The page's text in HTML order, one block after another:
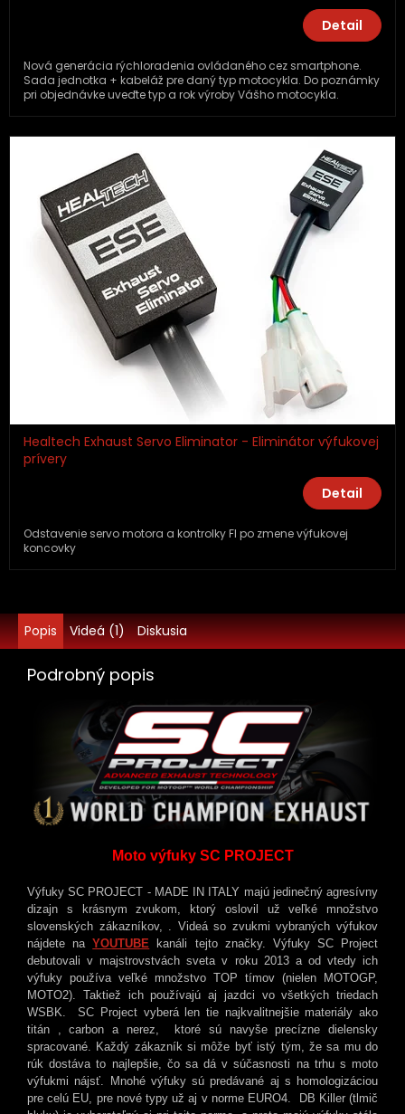
Detail
Nová generácia rýchloradenia ovládaného cez smartphone.
Sada jednotka + kabeláž pre daný typ motocykla. Do poznámky
pri objednávke uveďte typ a rok výroby Vášho motocykla.
Healtech Exhaust Servo Eliminator - Eliminátor výfukovej
prívery
Detail
Odstavenie servo motora a kontrolky FI po zmene výfukovej
koncovky
Popis Videá (1) Diskusia
Podrobný popis
Moto výfuky SC PROJECT
Výfuky SC PROJECT - MADE IN ITALY majú jedinečný agresívny
dizajn s krásnym zvukom, ktorý oslovil už veľké množstvo
slovenských zákazníkov, . Videá so zvukmi vybraných výfukov
nájdete naYOUTUBE kanáli tejto značky. Výfuky SC Project
debutovali v majstrovstvách sveta v roku 2013 a od vtedy ich
výfuky používa veľké množstvo TOP tímov (nielen MOTOGP,
MOTO2). Taktiež ich používajú aj jazdci vo všetkých triedach
WSBK. SC Project vyberá len tie najkvalitnejšie materiály ako
titán , carbon a nerez, ktoré sú navyše precízne dielensky
spracované. Každý zákazník si môže byť istý tým, že sa mu do
rúk dostáva to najlepšie, čo sa dá v súčasnosti na trhu s moto
výfukmi nájsť. Mnohé výfuky sú predávané aj s homologizáciou
pre celú EU, pre nové typy už aj v norme EURO4. DB Killer (tlmič